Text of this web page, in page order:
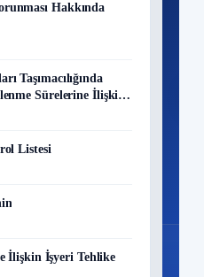
Hakkında
Taşımacılığında
Sürelerine İlişkin
Listesi
İlişkin İşyeri Tehlike